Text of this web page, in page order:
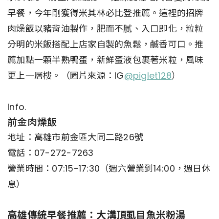
早餐，今年剛獲得米其林必比登推薦。這裡的招牌
肉燥飯以豬背油製作，肥而不膩、入口即化，粒粒
分明的米飯搭配上店家自製的魚鬆，鹹香可口。推
薦加點一顆半熟鴨蛋，新鮮蛋液包裹著米粒，風味
更上一層樓。（圖片來源：IG@piglet128）
Info.
前金肉燥飯
地址：高雄市前金區大同二路26號
電話：07-272-7263
營業時間：07:15-17:30（週六營業到14:00，週日休
息）
高雄傳統早餐推薦：大溝頂虱目魚米粉湯